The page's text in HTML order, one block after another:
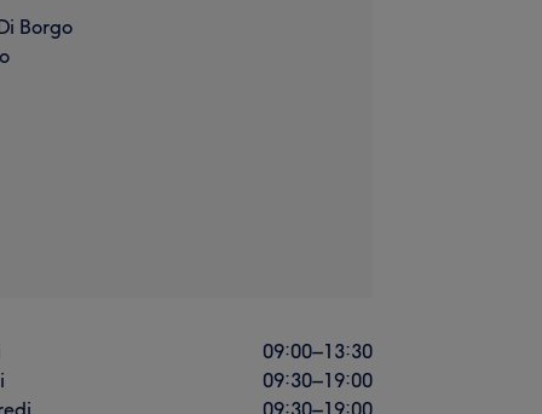
Borgo
09:00–13:30
09:30–19:00
09:30–19:00